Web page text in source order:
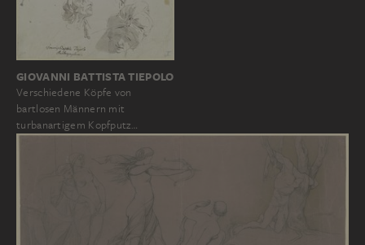
GIOVANNI BATTISTA TIEPOLO
Verschiedene Köpfe von
bartlosen Männern mit
turbanartigem Kopfputz…